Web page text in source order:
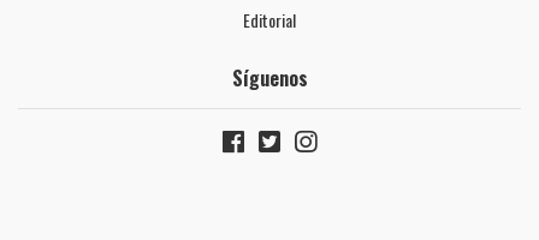
Editorial
Síguenos